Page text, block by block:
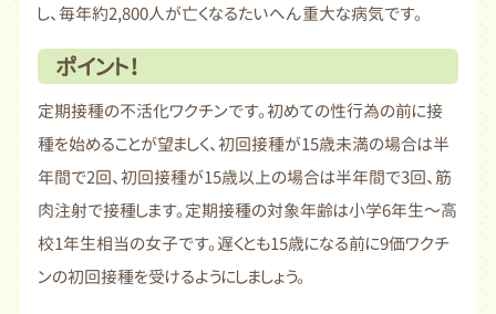
し、毎年約2,800人が亡くなるたいへん重大な病気です。
ポイント！
定期接種の不活化ワクチンです。初めての性行為の前に接
種を始めることが望ましく、初回接種が15歳未満の場合は半
年間で2回、初回接種が15歳以上の場合は半年間で3回、筋
肉注射で接種します。定期接種の対象年齢は小学6年生～高
校1年生相当の女子です。遅くとも15歳になる前に9価ワクチ
ンの初回接種を受けるようにしましょう。